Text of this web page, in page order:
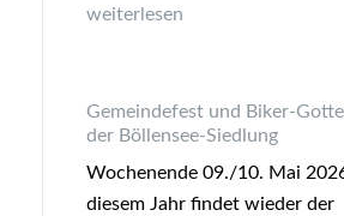
Die nächsten Gottesdienste
weiterlesen
Gemeindefest und Biker-
der Böllensee-Siedlung
Wochenende 09./10. Mai
diesem Jahr findet wieder der